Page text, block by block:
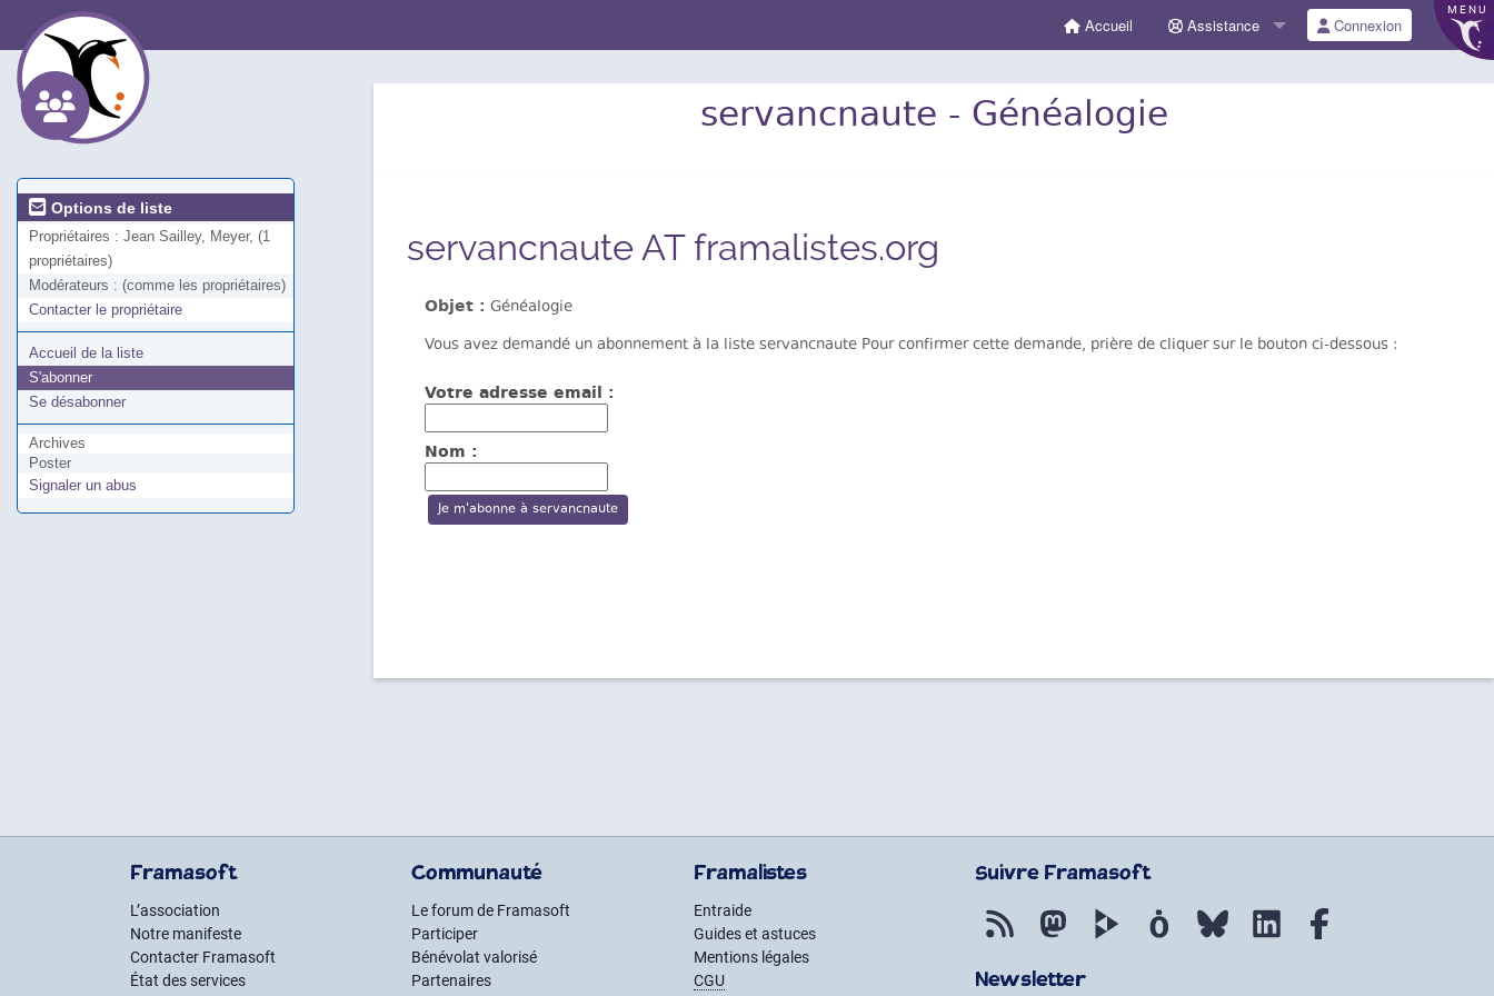
MENU
Accueil Assistance Connexion
servancnaute - Généalogie
Options de liste
Propriétaires : Jean Sailley, Meyer, (1
propriétaires)
Modérateurs : (comme les propriétaires)
Contacter le propriétaire
Accueil de la liste
S'abonner
Se désabonner
Archives
Poster
Signaler un abus
servancnaute AT framalistes.org
Objet : Généalogie
Vous avez demandé un abonnement à la liste servancnaute Pour confirmer cette demande, prière de cliquer sur le bouton ci-dessous :
Votre adresse email :
Nom :
Framasoft
L’association
Notre manifeste
Contacter Framasoft
État des services
Communauté
Le forum de Framasoft
Participer
Bénévolat valorisé
Partenaires
Framalistes
Entraide
Guides et astuces
Mentions légales
CGU
Suivre Framasoft
Flux RSS MastodonPeerTube Mobilizon Bluesky LinkedIn
Newsletter